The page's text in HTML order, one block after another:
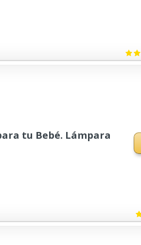
tu Bebé. Lámpara